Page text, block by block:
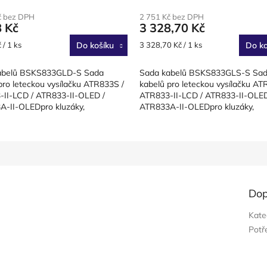
bez DPH
Kč
/ 1 ks Do košíku
BSKS833GLD-S Sada
leteckou vysílačku ATR833S /
II-LCD / ATR833-II-OLED /
II-OLEDpro kluzáky,
2 751 Kč bez DPH
3 328,70 Kč
Měrná
3 328,70 Kč / 1 ks Do
Sada kabelů BSKS833GLS-S
kabelů pro leteckou vysílačku
ATR833-II-LCD / ATR833-II-
ATR833A-II-OLEDpro kluzáky,